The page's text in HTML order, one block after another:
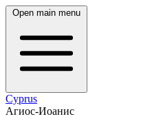
Open main menu
Cyprus
Агиос-Иоанис